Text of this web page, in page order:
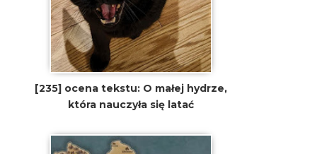
[235] ocena tekstu: O małej hydrze,
która nauczyła się latać